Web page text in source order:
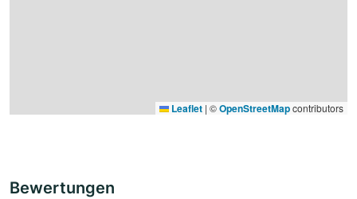
Leaflet | ©OpenStreetMapcontributors
Bewertungen